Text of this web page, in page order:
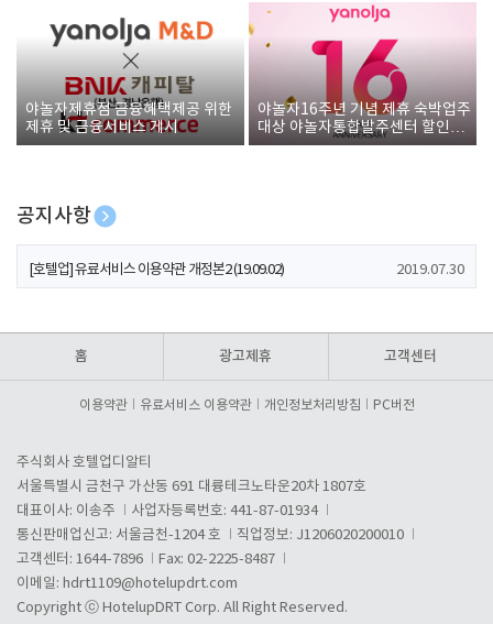
야놀자제휴점 금융혜택제공 위한
제휴 및 금융서비스 게시
야놀자16주년 기념 제휴 숙박업주
대상 야놀자통합발주센터 할인쿠
폰 증정
공지사항
[호텔업] 개인정보 처리방침 개정본1 (19.09.02)
[호텔업] 유료서비스 이용약관 개정본2 (19.09.02) 2019.07.30
홈 광고제휴 고객센터
이용약관 유료서비스 이용약관 개인정보처리방침 PC버전
주식회사 호텔업디알티
서울특별시 금천구 가산동 691 대륭테크노타운20차 1807호
대표이사: 이송주
사업자등록번호: 441-87-01934
통신판매업신고: 서울금천-1204 호
직업정보: J1206020200010
고객센터: 1644-7896
Fax: 02-2225-8487
이메일: hdrt1109@hotelupdrt.com
Copyright ⓒ HotelupDRT Corp. All Right Reserved.